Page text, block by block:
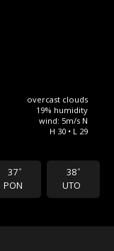
overcast clouds
19% humidity
wind: 5m/s N
H 30 • L 29
37 °
PON
38 °
UTO